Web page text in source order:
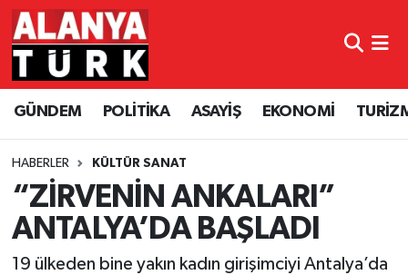
GÜNDEM POLİTİKA ASAYİŞ EKONOMİ
HABERLER KÜLTÜR SANAT
“ZİRVENİN ANKALARI”
ANTALYA’DA BAŞLADI
19 ülkeden bine yakın kadın girişimciyi Antalya’da
GÜNDEM
POLİTİKA
ASAYİŞ
EKONOMİ
TURİZM
Nöbetçi Eczaneler
Hava Durumu
Namaz Vakitleri
Trafik Durumu
Süper Lig Puan Durumu ve Fikstür